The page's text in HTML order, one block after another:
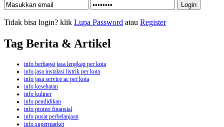
Tidak bisa login? klik Lupa Password atau Register
Tag Berita & Artikel
info berbagai jasa lengkap per kota
info jasa instalasi listrik per kota
info jasa service ac per kota
info kesehatan
info kuliner
info pendidikan
info promo finansial
info pusat perbelanjaan
info supermarket